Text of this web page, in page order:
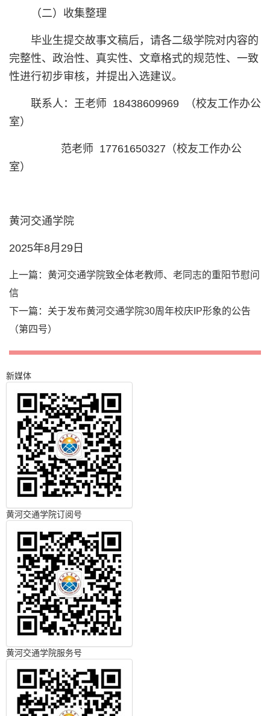
（二）收集整理
毕业生提交故事文稿后，请各二级学院对内容的
完整性、政治性、真实性、文章格式的规范性、一致
性进行初步审核，并提出入选建议。
联系人：王老师 18438609969 （校友工作办公
室）
范老师 17761650327（校友工作办公
室）
黄河交通学院
2025年8月29日
上一篇： 黄河交通学院致全体老教师、老同志的重阳节慰问
信
下一篇： 关于发布黄河交通学院30周年校庆IP形象的公告
（第四号）
新媒体
黄河交通学院订阅号
黄河交通学院服务号